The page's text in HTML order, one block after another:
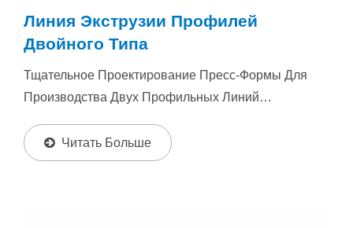
Линия Экструзии Профилей
Двойного Типа
Тщательное Проектирование Пресс-Формы Для
Производства Двух Профильных Линий
Производительности....
Читать Больше